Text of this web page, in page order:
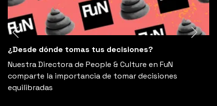
en FuN
decisiones
¡Mujeres en un Ataque de
Si lo pensamos bien, la